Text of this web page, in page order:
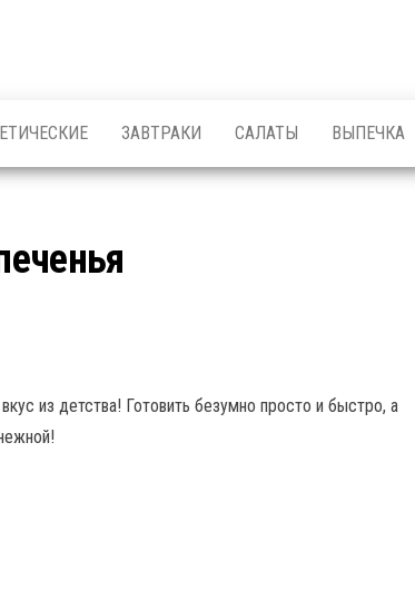
ЗАВТРАКИ САЛАТЫ ВЫПЕЧКА
из детства! Готовить безумно просто и быстро, а